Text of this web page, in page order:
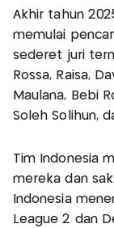
Akhir tahun
memulai
sederet juri
Rossa, Raisa,
Maulana, Bebi
Soleh Solihun,
Tim Indonesia
mereka dan
Indonesia
League 2 dan